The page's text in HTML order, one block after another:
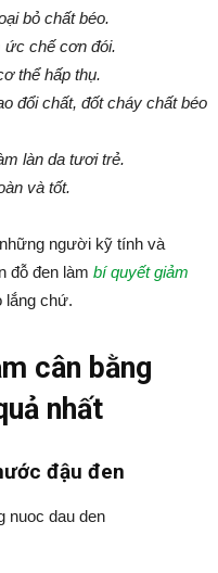
bỏ chất béo.
ức chế cơn đói.
thể hấp thụ.
đổi chất, đốt cháy chất béo
làn da tươi trẻ.
và tốt.
người kỹ tính và
đỗ đen làm bí quyết giảm
lắng chứ.
cân bằng
nhất
đậu đen